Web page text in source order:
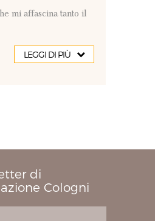
mi affascina tanto il
LEGGI DI PIÙ
di
Cologni